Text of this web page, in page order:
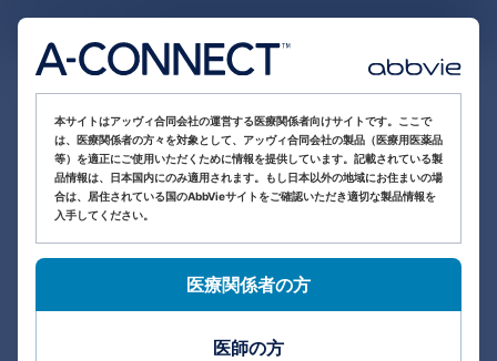
本サイトはアッヴィ合同会社の運営する医療関係者向けサイトです。ここで
は、医療関係者の方々を対象として、アッヴィ合同会社の製品（医療用医薬品
等）を適正にご使用いただくために情報を提供しています。記載されている製
品情報は、日本国内にのみ適用されます。もし日本以外の地域にお住まいの場
合は、居住されている国のAbbVieサイトをご確認いただき適切な製品情報を
入手してください。
医療関係者の方
医師の方